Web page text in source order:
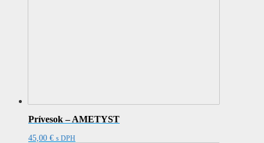
Prívesok – AMETYST
45,00 € s DPH